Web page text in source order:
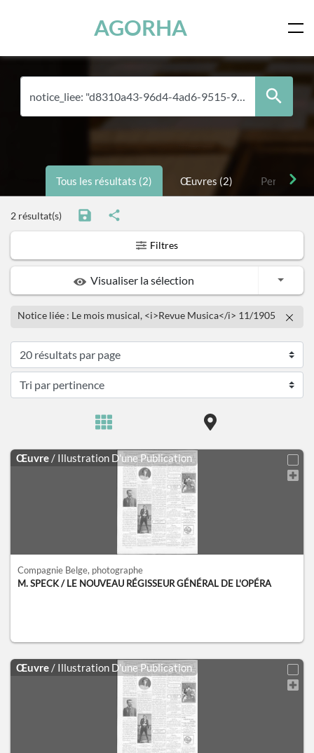
AGORHA
Tous les résultats (2) Œuvres (2) Personnes
2 résultat(s)
Filtres
Visualiser la sélection Toggle
Notice liée : Le mois musical, <i>Revue Musica</i> 11/1905
Œuvre / Illustration D'une Publication
Compagnie Belge, photographe
M. SPECK / LE NOUVEAU RÉGISSEUR GÉNÉRAL DE L'OPÉRA
Œuvre / Illustration D'une Publication